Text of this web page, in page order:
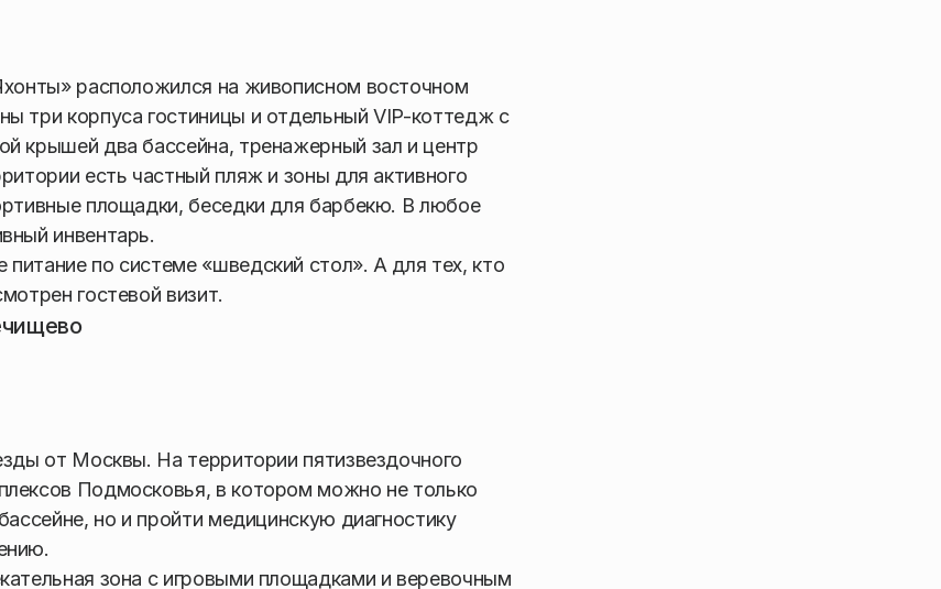
расположился на живописном восточном
три корпуса гостиницы и отдельный VIP-коттедж с
крышей два бассейна, тренажерный зал и центр
есть частный пляж и зоны для активного
площадки, беседки для барбекю. В любое
инвентарь.
по системе «шведский стол». А для тех, кто
гостевой визит.
от Москвы. На территории пятизвездочного
Подмосковья, в котором можно не только
но и пройти медицинскую диагностику
зона с игровыми площадками и веревочным